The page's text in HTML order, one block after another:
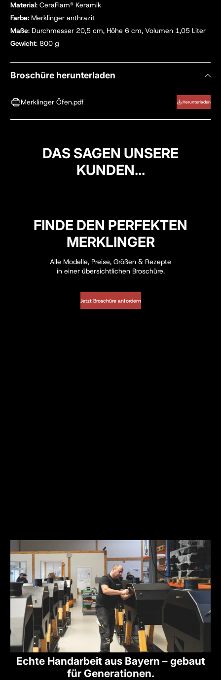
Material: CeraFlam® Keramik
Farbe: Merklinger anthrazit
Maße: Durchmesser 20,5 cm, Höhe 6 cm, Volumen 1,05 Liter
Gewicht: 800 g
Broschüre herunterladen
Merklinger Öfen.pdf Herunterladen
DAS SAGEN UNSERE
KUNDEN...
FINDE DEN PERFEKTEN
MERKLINGER
Alle Modelle, Preise, Größen & Rezepte
in einer übersichtlichen Broschüre.
Jetzt Broschüre anfordern
Echte Handarbeit aus Bayern – gebaut
für Generationen.